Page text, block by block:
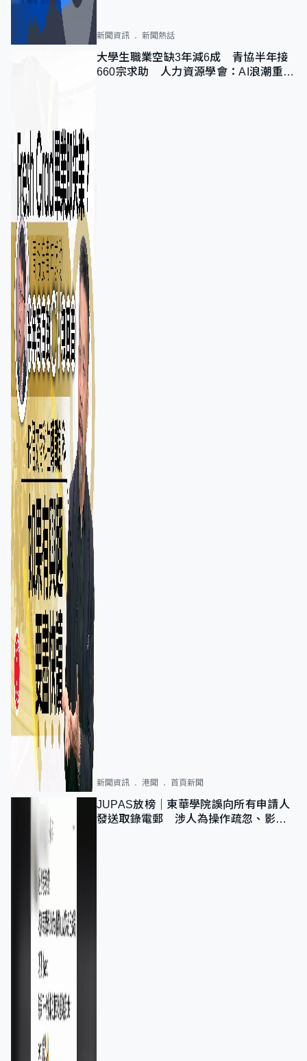
新聞資訊 新聞熱話
大學生職業空缺3年減6成 青協半年接
660宗求助 人力資源學會：AI浪潮重整
新聞資訊 港聞 首頁新聞
JUPAS放榜｜東華學院誤向所有申請人
發送取錄電郵 涉人為操作疏忽、影響